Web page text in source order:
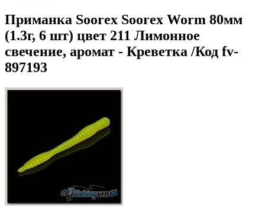
Приманка Soorex Soorex Worm 80мм
(1.3г, 6 шт) цвет 211 Лимонное
свечение, аромат - Креветка /Код fv-
897193